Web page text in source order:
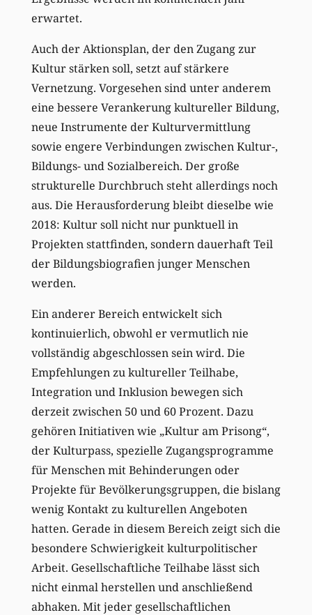
erwartet.
Auch der Aktionsplan, der den Zugang zur
Kultur stärken soll, setzt auf stärkere
Vernetzung. Vorgesehen sind unter anderem
eine bessere Verankerung kultureller Bildung,
neue Instrumente der Kulturvermittlung
sowie engere Verbindungen zwischen Kultur-,
Bildungs- und Sozialbereich. Der große
strukturelle Durchbruch steht allerdings noch
aus. Die Herausforderung bleibt dieselbe wie
2018: Kultur soll nicht nur punktuell in
Projekten stattfinden, sondern dauerhaft Teil
der Bildungsbiografien junger Menschen
werden.
Ein anderer Bereich entwickelt sich
kontinuierlich, obwohl er vermutlich nie
vollständig abgeschlossen sein wird. Die
Empfehlungen zu kultureller Teilhabe,
Integration und Inklusion bewegen sich
derzeit zwischen 50 und 60 Prozent. Dazu
gehören Initiativen wie „Kultur am Prisong“,
der Kulturpass, spezielle Zugangsprogramme
für Menschen mit Behinderungen oder
Projekte für Bevölkerungsgruppen, die bislang
wenig Kontakt zu kulturellen Angeboten
hatten. Gerade in diesem Bereich zeigt sich die
besondere Schwierigkeit kulturpolitischer
Arbeit. Gesellschaftliche Teilhabe lässt sich
nicht einmal herstellen und anschließend
abhaken. Mit jeder gesellschaftlichen